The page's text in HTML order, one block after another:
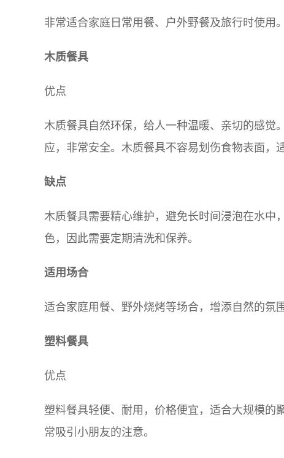
非常适合家庭日常用餐、户外野餐及旅行时使用。
木质餐具
优点
木质餐具自然环保，给人一种温暖、亲切的感觉
应，非常安全。木质餐具不容易划伤食物表面，
缺点
木质餐具需要精心维护，避免长时间浸泡在水中
色，因此需要定期清洗和保养。
适用场合
适合家庭用餐、野外烧烤等场合，增添自然的氛围
塑料餐具
优点
塑料餐具轻便、耐用，价格便宜，适合大规模的
常吸引小朋友的注意。